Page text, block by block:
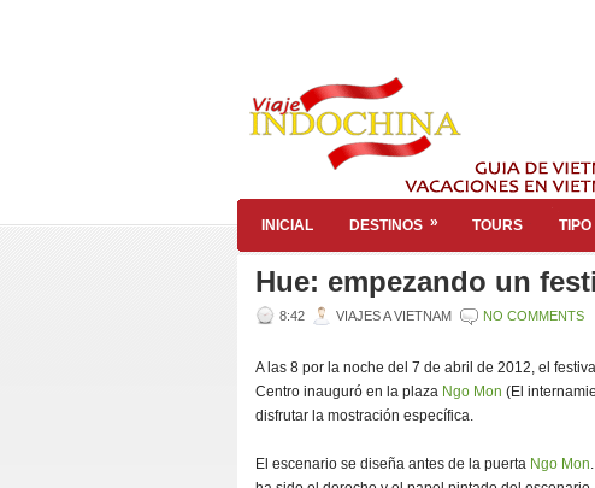
INICIAL DESTINOS » TOURS
Hue: empezando un
8:42 VIAJES A VIETNAM NO COMMENTS
A las 8 por la noche del 7 de abril de 2012, el festival
Centro inauguró en la plaza Ngo Mon (El
disfrutar la mostración específica.
El escenario se diseña antes de la puerta Ngo Mon